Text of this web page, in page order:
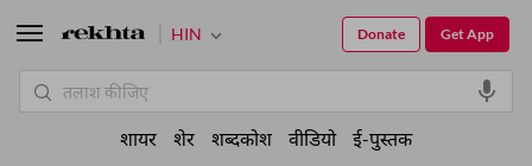
HIN Get App
Donate
शायर शेर शब्दकोश वीडियो ई-पुस्तक